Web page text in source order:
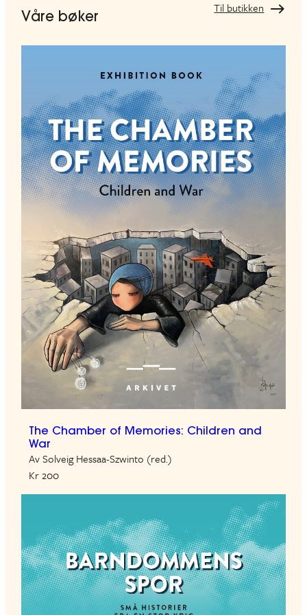
Våre bøker
Til butikken
The Chamber of Memories: Children and
War
Av Solveig Hessaa-Szwinto (red.)
Kr 200